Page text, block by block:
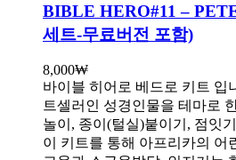
BIBLE HERO#11 –
세트-무료버전 포함)
8,000₩
바이블 히어로 베드로 키트 입
트셀러인 성경인물을 테마로
놀이, 종이(털실)붙이기, 점잇
이 키트를 통해 아프리카의 어